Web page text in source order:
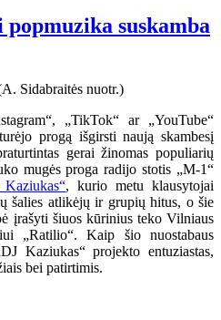
suskamba
„TikTok“ ar „YouTube“
progą išgirsti naują skambesį
gerai žinomas populiarių
mugės proga radijo stotis „M-1“
Kaziukas“, kurio metu klausytojai
šalies atlikėjų ir grupių hitus, o šie
įrašyti šiuos kūrinius teko Vilniaus
„Ratilio“. Kaip šio nuostabaus
Kaziukas“ projekto entuziastas,
bei patirtimis.